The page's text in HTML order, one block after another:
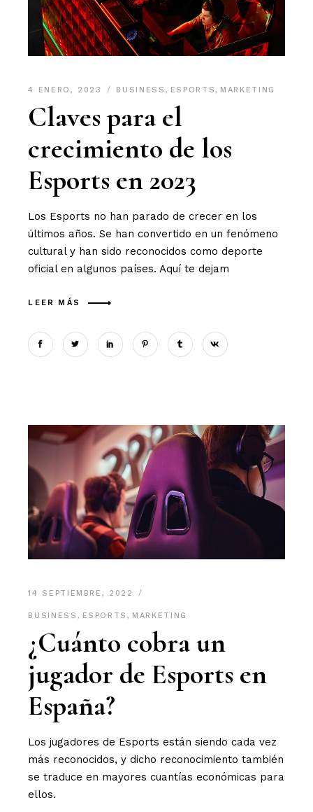
4 ENERO, 2023 BUSINESS , ESPORTS, MARKETING
Claves para el
crecimiento de los
Esports en 2023
Los Esports no han parado de crecer en los
últimos años. Se han convertido en un fenómeno
cultural y han sido reconocidos como deporte
oficial en algunos países. Aquí te dejam
LEER MÁS
14 SEPTIEMBRE, 2022
BUSINESS , ESPORTS, MARKETING
¿Cuánto cobra un
jugador de Esports en
España?
Los jugadores de Esports están siendo cada vez
más reconocidos, y dicho reconocimiento también
se traduce en mayores cuantías económicas para
ellos.